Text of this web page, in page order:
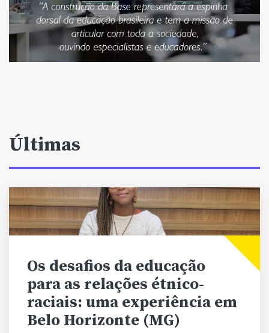
Últimas
Os desafios da educação
para as relações étnico-
raciais: uma experiência em
Belo Horizonte (MG)